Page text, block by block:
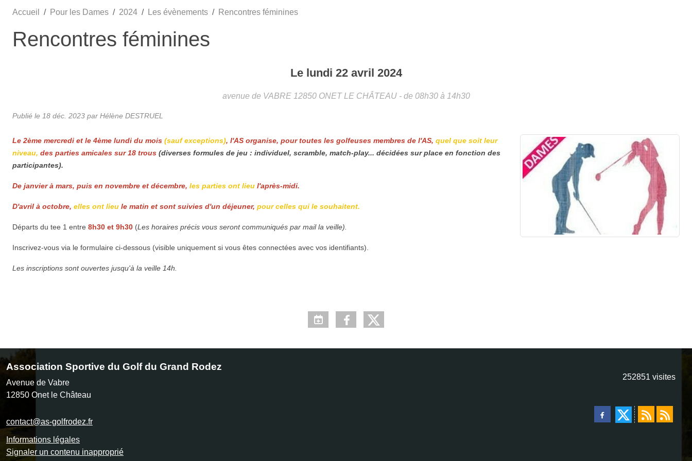
Accueil Pour les Dames 2024 Les évènements Rencontres féminines
Rencontres féminines
Le lundi 22 avril 2024
avenue de VABRE 12850 ONET LE CHÂTEAU - de 08h30 à 14h30
Publié le 18 déc. 2023 par Hélène DESTRUEL
Le 2ème mercredi et le 4ème lundi du mois (sauf exceptions), l'AS organise, pour toutes les golfeuses membres de l'AS, quel que soit leur
niveau, des parties amicales sur 18 trous (diverses formules de jeu : individuel, scramble, match-play... décidées sur place en fonction des
participantes).
De janvier à mars, puis en novembre et décembre, les parties ont lieu l'après-midi.
D'avril à octobre, elles ont lieu le matin et sont suivies d'un déjeuner, pour celles qui le souhaitent.
Départs du tee 1 entre 8h30 et 9h30 (Les horaires précis vous seront communiqués par mail la veille).
Inscrivez-vous via le formulaire ci-dessous (visible uniquement si vous êtes connectées avec vos identifiants).
Les inscriptions sont ouvertes jusqu'à la veille 14h.
Association Sportive du Golf du Grand Rodez
Avenue de Vabre
12850 Onet le Château
contact@as-golfrodez.fr
Informations légales
Signaler un contenu inapproprié
252851 visites